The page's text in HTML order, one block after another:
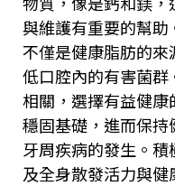
與維護有重要的幫
不僅是健康脂肪的
低口腔內的有害菌
相關，選擇有益健
穩固基礎，進而保
牙周疾病的發生。
及全身散發活力與健